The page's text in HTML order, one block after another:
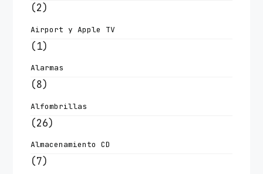
(2)
Airport y Apple TV
(1)
Alarmas
(8)
Alfombrillas
(26)
Almacenamiento CD
(7)